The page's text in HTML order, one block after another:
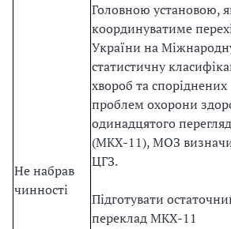
Не набрав
чинності
Головною установою,
координуватиме
України на
статистичну
хвороб та споріднених
проблем охорони
одинадцятого
(МКХ-11), МОЗ
ЦГЗ.
Підготувати
переклад МКХ-11